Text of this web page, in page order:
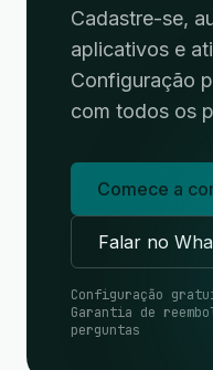
Cadastre-se,
aplicativos e
Configuração
com todos os
Comece a
Falar no
Configuração
Garantia de
perguntas